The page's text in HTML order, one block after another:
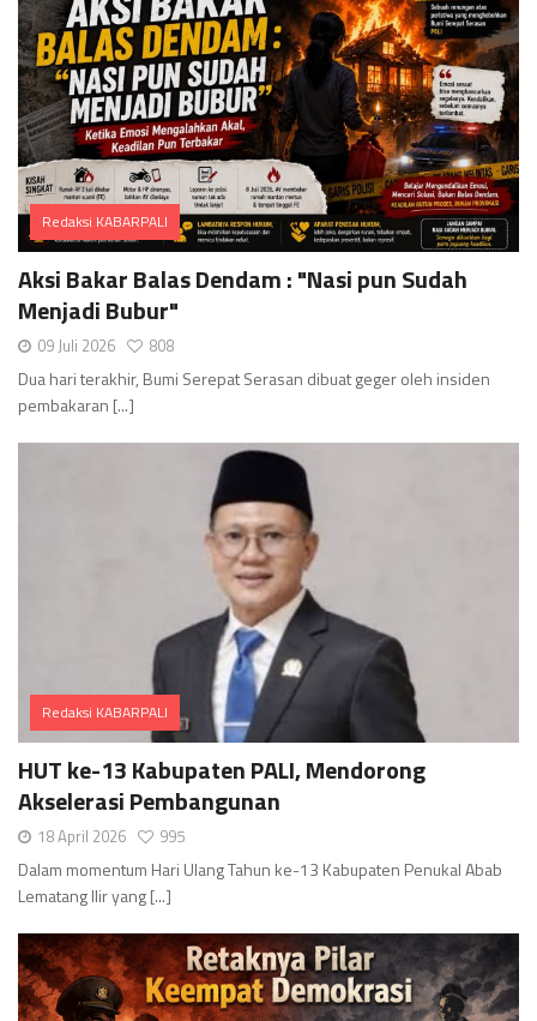
Redaksi KABARPALI
Comments
Aksi Bakar Balas Dendam : "Nasi pun Sudah
Menjadi Bubur"
09 Juli 2026 808
Dua hari terakhir, Bumi Serepat Serasan dibuat geger oleh insiden
pembakaran [...]
Redaksi KABARPALI
Comments
HUT ke-13 Kabupaten PALI, Mendorong
Akselerasi Pembangunan
18 April 2026 995
Dalam momentum Hari Ulang Tahun ke-13 Kabupaten Penukal Abab
Lematang Ilir yang [...]